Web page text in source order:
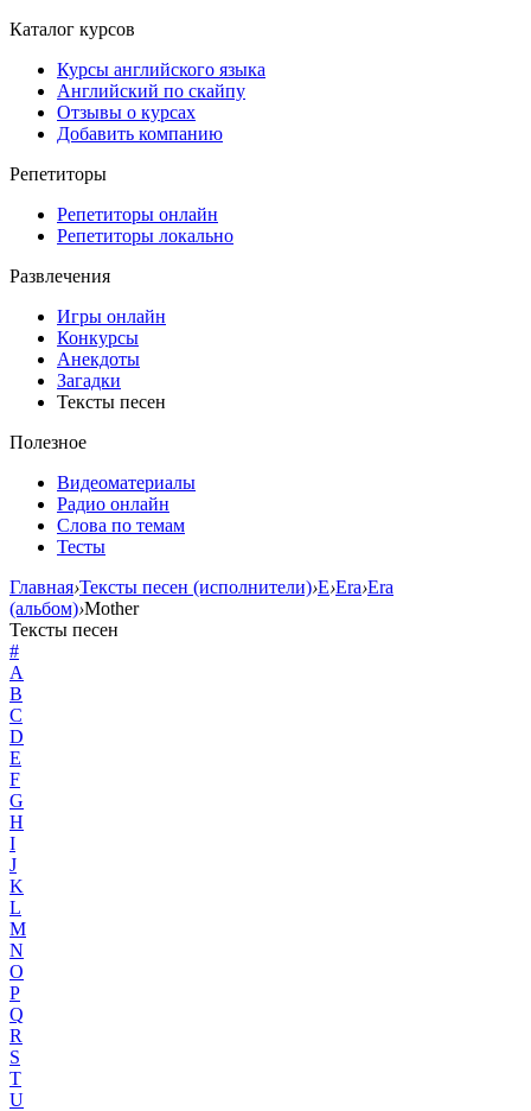
Каталог курсов
Курсы английского языка
Английский по скайпу
Отзывы о курсах
Добавить компанию
Репетиторы
Репетиторы онлайн
Репетиторы локально
Развлечения
Игры онлайн
Конкурсы
Анекдоты
Загадки
Тексты песен
Полезное
Видеоматериалы
Радио онлайн
Слова по темам
Тесты
Главная›Тексты песен (исполнители)›E›Era›Era
(альбом)›Mother
Тексты песен
#
A
B
C
D
E
F
G
H
I
J
K
L
M
N
O
P
Q
R
S
T
U